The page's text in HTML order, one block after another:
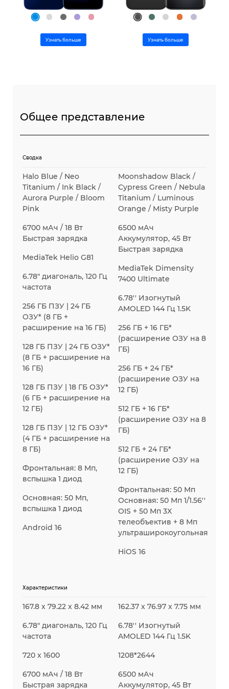
Сите модели Спореди модели
Узнать больше Узнать больше
Общее представление
Сводка
Halo Blue / Neo
Titanium / Ink Black /
Aurora Purple / Bloom
Pink
6700 мАч / 18 Вт
Быстрая зарядка
MediaTek Helio G81
6.78" диагональ, 120 Гц
частота
256 ГБ ПЗУ | 24 ГБ
ОЗУ* (8 ГБ +
расширение на 16 ГБ)
128 ГБ ПЗУ | 24 ГБ ОЗУ*
(8 ГБ + расширение на
16 ГБ)
128 ГБ ПЗУ | 18 ГБ ОЗУ*
(6 ГБ + расширение на
12 ГБ)
128 ГБ ПЗУ | 12 ГБ ОЗУ*
(4 ГБ + расширение на
8 ГБ)
Фронтальная: 8 Мп,
вспышка 1 диод
Основная: 50 Мп,
вспышка 1 диод
Android 16
Moonshadow Black /
Cypress Green / Nebula
Titanium / Luminous
Orange / Misty Purple
6500 мАч
Аккумулятор, 45 Вт
Быстрая зарядка
MediaTek Dimensity
7400 Ultimate
6.78'' Изогнутый
AMOLED 144 Гц 1.5K
256 ГБ + 16 ГБ*
(расширение ОЗУ на 8
ГБ)
256 ГБ + 24 ГБ*
(расширение ОЗУ на
12 ГБ)
512 ГБ + 16 ГБ*
(расширение ОЗУ на 8
ГБ)
512 ГБ + 24 ГБ*
(расширение ОЗУ на
12 ГБ)
Фронтальная: 50 Мп
Основная: 50 Мп 1/1.56''
OIS + 50 Мп 3X
телеобъектив + 8 Мп
ультраширокоугольная
HiOS 16
Характеристики
167.8 x 79.22 x 8.42 мм
6.78" диагональ, 120 Гц
частота
720 x 1600
6700 мАч / 18 Вт
Быстрая зарядка
162.37 x 76.97 x 7.75 мм
6.78'' Изогнутый
AMOLED 144 Гц 1.5K
1208*2644
6500 мАч
Аккумулятор, 45 Вт